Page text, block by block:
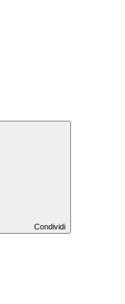
Condividi